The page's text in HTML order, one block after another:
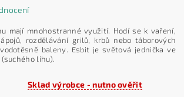
mají mnohostranné využití. Hodí se k vaření,
rozdělávání grilů, krbů nebo táborových
baleny. Esbit je světová jednička ve
lihu).
Sklad výrobce - nutno ověřit